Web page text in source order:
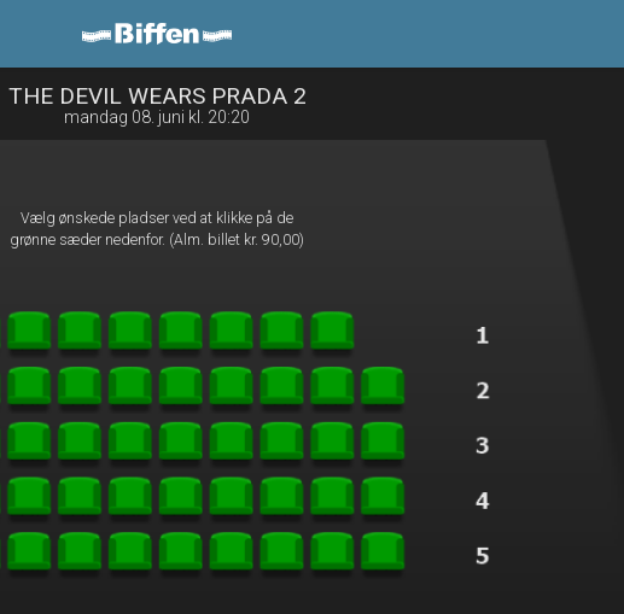
Biffen Odder
THE DEVIL WEARS PRADA 2
mandag 08. juni kl. 20:20
Vælg ønskede pladser ved at klikke på de
grønne sæder nedenfor. (Alm. billet kr. 90,00)
1step-front02 104134